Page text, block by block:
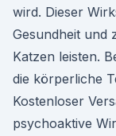
wird. Dieser
Gesundheit und
Katzen leisten.
die körperliche
Kostenloser
psychoaktive